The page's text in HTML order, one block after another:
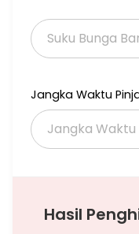
Jika anda butuh titip
Gedung dan Tanah
Hubungi
Subianto Venomas (Jej)
Jangka Waktu
Hasil